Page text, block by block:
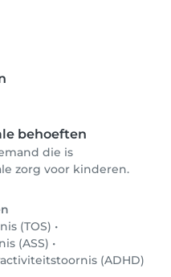
behoeften
die is
zorg voor kinderen.
(TOS) •
(ASS) •
(ADHD)